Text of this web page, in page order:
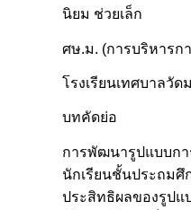
นิยม ช่วยเล็ก
ศษ.ม. (การบริหารก
โรงเรียนเทศบาลวั
บทคัดย่อ
การพัฒนารูปแบบก
นักเรียนชั้นประถมศึ
ประสิทธิผลของรูปแ